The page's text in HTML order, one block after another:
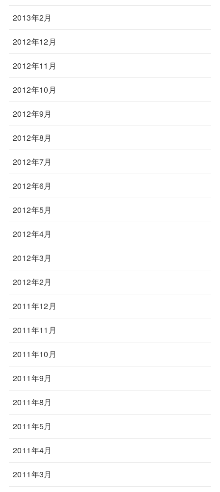
2013年2月
2012年12月
2012年11月
2012年10月
2012年9月
2012年8月
2012年7月
2012年6月
2012年5月
2012年4月
2012年3月
2012年2月
2011年12月
2011年11月
2011年10月
2011年9月
2011年8月
2011年5月
2011年4月
2011年3月